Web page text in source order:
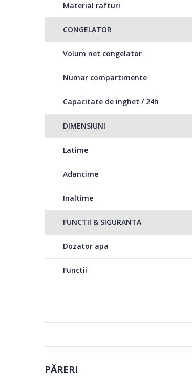
Material rafturi
CONGELATOR
Volum net congelator
Numar compartimente
Capacitate de inghet / 24h
DIMENSIUNI
Latime
Adancime
Inaltime
FUNCTII & SIGURANTA
Dozator apa
Functii
PĂRERI